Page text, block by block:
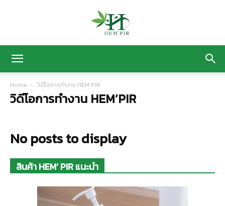
PIR
Home วิดีโอการทำงาน HEM’PIR
วิดีโอการทำงาน HEM’PIR
No posts to display
สินค้า HEM’ PIR แนะนำ